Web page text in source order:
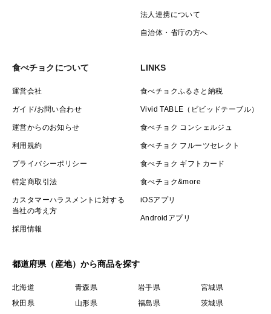
法人連携について
自治体・省庁の方へ
食べチョクについて
運営会社
ガイド/お問い合わせ
運営からのお知らせ
利用規約
プライバシーポリシー
特定商取引法
カスタマーハラスメントに対する
当社の考え方
採用情報
LINKS
食べチョクふるさと納税
Vivid TABLE（ビビッドテーブル）
食べチョク コンシェルジュ
食べチョク フルーツセレクト
食べチョク ギフトカード
食べチョク&more
iOSアプリ
Androidアプリ
都道府県（産地）から商品を探す
北海道 青森県 岩手県
宮城県
秋田県
山形県 福島県
茨城県